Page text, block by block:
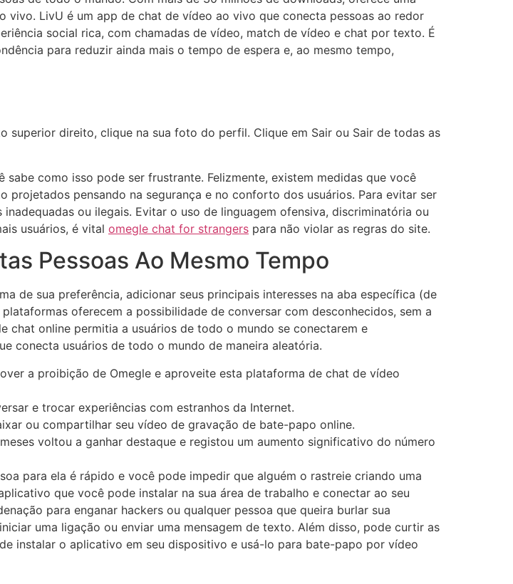
LivU é um app de chat de vídeo ao vivo que conecta pessoas ao redor
social rica, com chamadas de vídeo, match de vídeo e chat por texto. É
para reduzir ainda mais o tempo de espera e, ao mesmo tempo,
superior direito, clique na sua foto do perfil. Clique em Sair ou Sair de todas as
como isso pode ser frustrante. Felizmente, existem medidas que você
pensando na segurança e no conforto dos usuários. Para ⁢evitar‍ ser
ou‍ ilegais. Evitar o uso de linguagem ofensiva, discriminatória ou
usuários, é vital omegle chat for strangers para não violar as regras do site.
Pessoas Ao Mesmo Tempo
de sua preferência, adicionar seus principais interesses na aba específica (de
oferecem a possibilidade de conversar com desconhecidos, sem a
online permitia a usuários de todo o mundo se conectarem e
conecta usuários de todo o mundo de maneira aleatória.
a proibição de⁤ Omegle e aproveite esta plataforma de chat de vídeo
e trocar experiências com estranhos da Internet.
ou compartilhar seu vídeo de gravação de bate-papo online.
voltou a ganhar destaque e registou um aumento significativo do número
para ela é rápido e você pode impedir que alguém o rastreie criando uma
que você pode instalar na sua área de trabalho e conectar ao seu
para enganar hackers ou qualquer pessoa que queira burlar sua
uma ligação ou enviar uma mensagem de texto. Além disso, pode curtir as
instalar o aplicativo em seu dispositivo e usá-lo para bate-papo por vídeo